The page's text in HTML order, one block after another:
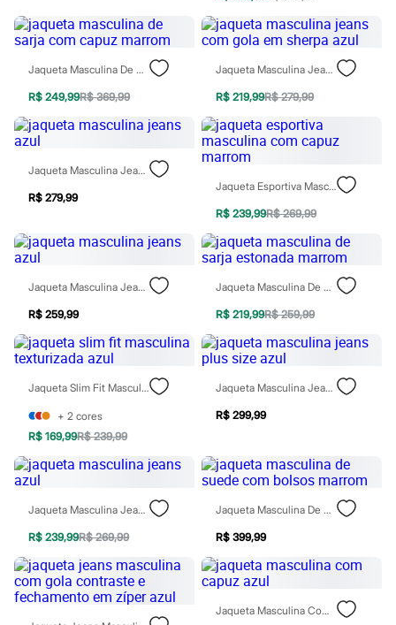
Calças
Camisetas e Regatas
Casacos e Jaquetas
Jeans
Polos
Acessórios
Chapéus e Bonés
Cintos
Óculos
Relógios
Calçados
Chinelos
Sapatos
Sandálias e Papetes
Tênis
Acessórios
Bermudas
Camisetas
Calças
Calçados
Regatas
Moda íntima
Cuecas
Meias
Pijamas
Moda praia
Personagens
Plus size
Calças
Camisas
Casacos e Jaquetas
Jeans
Moda esportiva
Shorts e Bermudas
Jaqueta Masculina De Sarja Com Capuz Marrom
R$ 249,99R$ 369,99
Jaqueta Masculina Jeans Com Gola Em Sherpa Azul
R$ 219,99R$ 279,99
Jaqueta Masculina Jeans Azul
R$ 279,99
Jaqueta Esportiva Masculina Com Capuz Marrom
R$ 239,99R$ 269,99
Jaqueta Masculina Jeans Azul
R$ 259,99
Jaqueta Masculina De Sarja Estonada Marrom
R$ 219,99R$ 259,99
Jaqueta Slim Fit Masculina Texturizada Azul
+ 2 cores
R$ 169,99R$ 239,99
Jaqueta Masculina Jeans Plus Size Azul
R$ 299,99
Jaqueta Masculina Jeans Azul
R$ 239,99R$ 269,99
Jaqueta Masculina De Suede Com Bolsos Marrom
R$ 399,99
Jaqueta Masculina Com Capuz Azul